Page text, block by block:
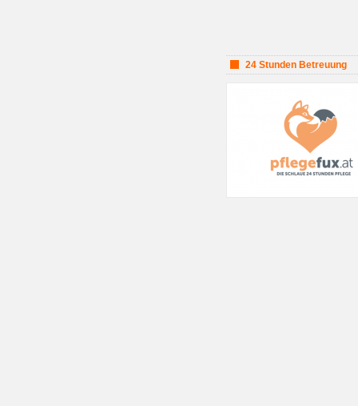
24 Stunden Betreuung